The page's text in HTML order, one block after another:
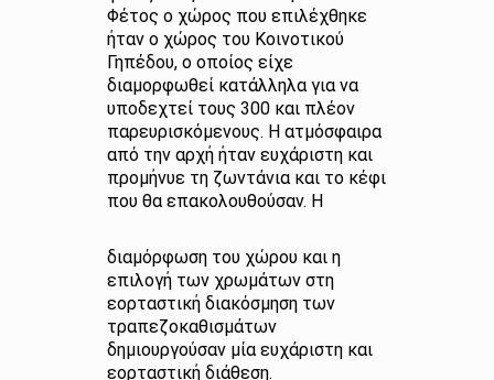
Φέτος ο χώρος που επιλέχθηκε
ήταν ο χώρος του Κοινοτικού
Γηπέδου, ο οποίος είχε
διαμορφωθεί κατάλληλα για να
υποδεχτεί τους 300 και πλέον
παρευρισκόμενους. Η ατμόσφαιρα
από την αρχή ήταν ευχάριστη και
προμήνυε τη ζωντάνια και το κέφι
που θαεπακολουθούσαν. Η
διαμόρφωση του χώρου και η
επιλογή των χρωμάτων στη
εορταστική διακόσμηση των
τραπεζοκαθισμάτων
δημιουργούσαν μία ευχάριστη και
εορταστική διάθεση.